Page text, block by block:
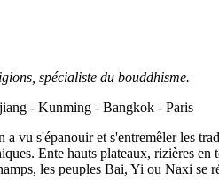
spécialiste du bouddhisme.
- Kunming - Bangkok - Paris
vu s'épanouir et s'entremêler les
Ente hauts plateaux, rizières
les peuples Bai, Yi ou Naxi